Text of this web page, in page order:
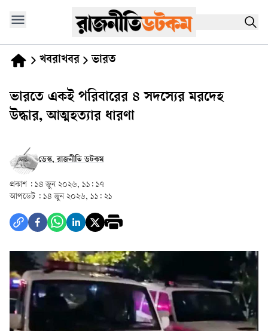
খবরাখবর ভারত
ভারতে একই পরিবারের ৪ সদস্যের মরদেহ
উদ্ধার, আত্মহত্যার ধারণা
ডেস্ক, রাজনীতি ডটকম
প্রকাশ : ১৪ জুন ২০২৬, ১১: ১৭
আপডেট : ১৪ জুন ২০২৬, ১১: ২১